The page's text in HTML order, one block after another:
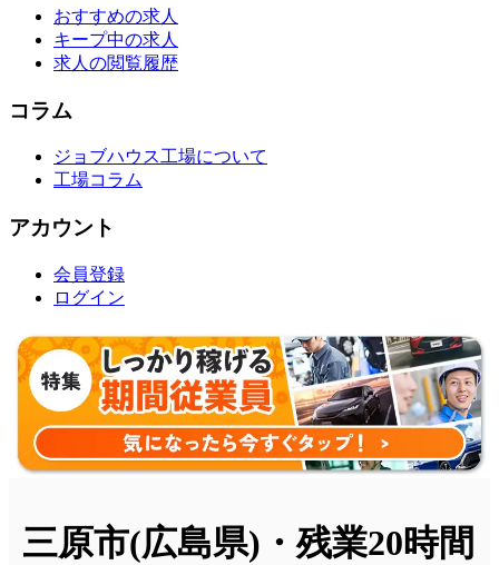
おすすめの求人
キープ中の求人
求人の閲覧履歴
コラム
ジョブハウス工場について
工場コラム
アカウント
会員登録
ログイン
三原市(広島県)・残業20時間